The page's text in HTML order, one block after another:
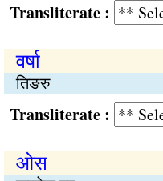
:
वर्षा
तिङरु
:
ओस